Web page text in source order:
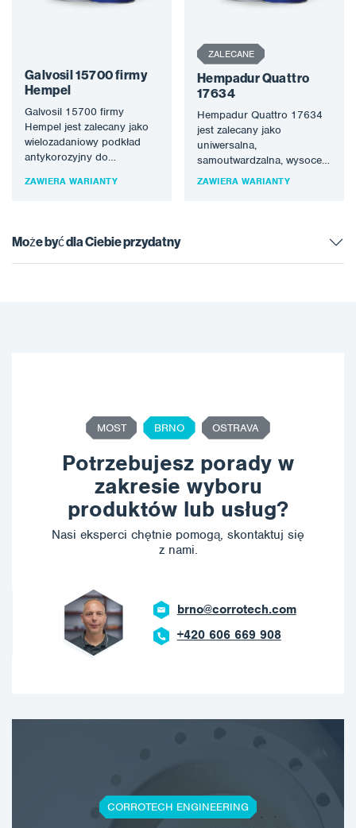
Galvosil 15700 firmy
Hempel
Galvosil 15700 firmy
Hempel jest zalecany jako
wielozadaniowy podkład
antykorozyjny do
obciążeniach w nowym
ZAWIERA WARIANTY
ZALECANE
Hempadur Quattro
17634
Hempadur Quattro 17634
jest zalecany jako
uniwersalna,
samoutwardzalna, wysoce
trwała powłoka do
ZAWIERA WARIANTY
Może być dla Ciebie przydatny
MOST BRNO OSTRAVA
Potrzebujesz porady w
zakresie wyboru
produktów lub usług?
Nasi eksperci chętnie pomogą, skontaktuj się
z nami.
brno@corrotech.com
+420 606 669 908
CORROTECH ENGINEERING